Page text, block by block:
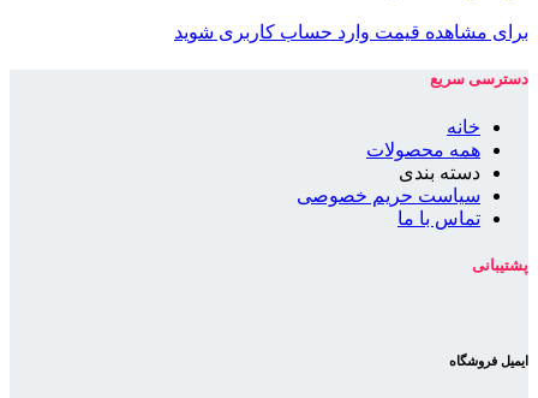
برای مشاهده قیمت وارد حساب کاربری شوید
دسترسی سریع
خانه
همه محصولات
دسته بندی
سیاست حریم خصوصی
تماس با ما
پشتیبانی
ایمیل فروشگاه